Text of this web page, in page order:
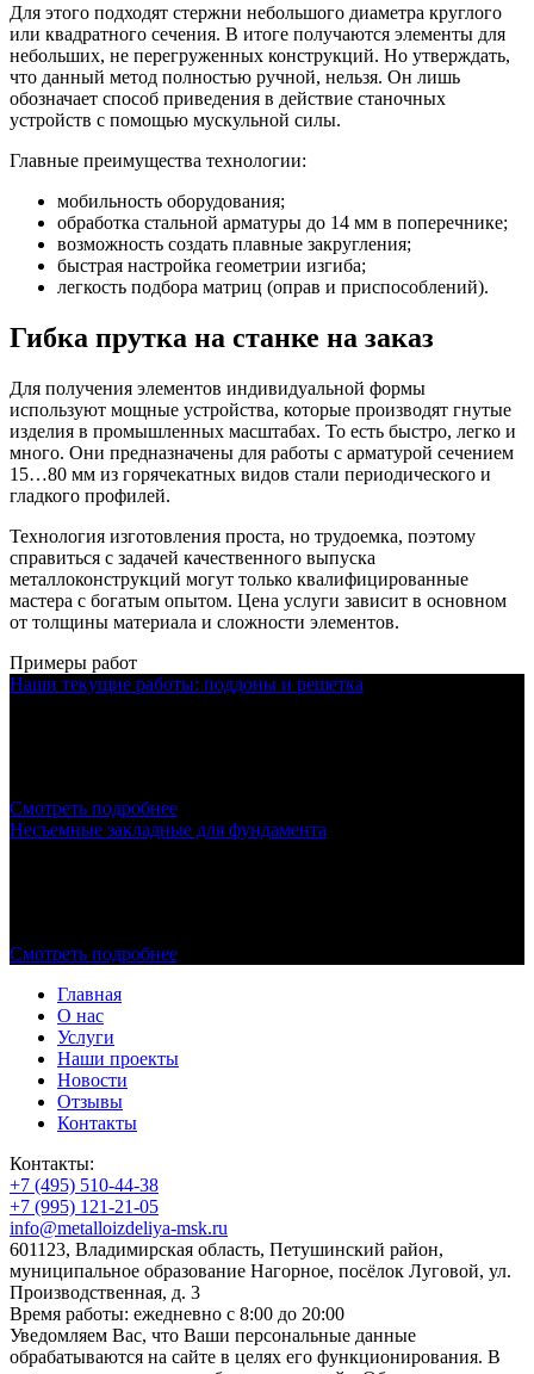
Для этого подходят стержни небольшого диаметра круглого
или квадратного сечения. В итоге получаются элементы для
небольших, не перегруженных конструкций. Но утверждать,
что данный метод полностью ручной, нельзя. Он лишь
обозначает способ приведения в действие станочных
устройств с помощью мускульной силы.
Главные преимущества технологии:
мобильность оборудования;
обработка стальной арматуры до 14 мм в поперечнике;
возможность создать плавные закругления;
быстрая настройка геометрии изгиба;
легкость подбора матриц (оправ и приспособлений).
Гибка прутка на станке на заказ
Для получения элементов индивидуальной формы
используют мощные устройства, которые производят гнутые
изделия в промышленных масштабах. То есть быстро, легко и
много. Они предназначены для работы с арматурой сечением
15…80 мм из горячекатных видов стали периодического и
гладкого профилей.
Технология изготовления проста, но трудоемка, поэтому
справиться с задачей качественного выпуска
металлоконструкций могут только квалифицированные
мастера с богатым опытом. Цена услуги зависит в основном
от толщины материала и сложности элементов.
Примеры работ
Наши текущие работы: поддоны и решетка
Смотреть подробнее
Несъемные закладные для фундамента
Смотреть подробнее
Главная
О нас
Услуги
Наши проекты
Новости
Отзывы
Контакты
Контакты:
+7 (495) 510-44-38
+7 (995) 121-21-05
info@metalloizdeliya-msk.ru
601123, Владимирская область, Петушинский район,
муниципальное образование Нагорное, посёлок Луговой, ул.
Производственная, д. 3
Время работы: ежедневно с 8:00 до 20:00
Уведомляем Вас, что Ваши персональные данные
обрабатываются на сайте в целях его функционирования. В